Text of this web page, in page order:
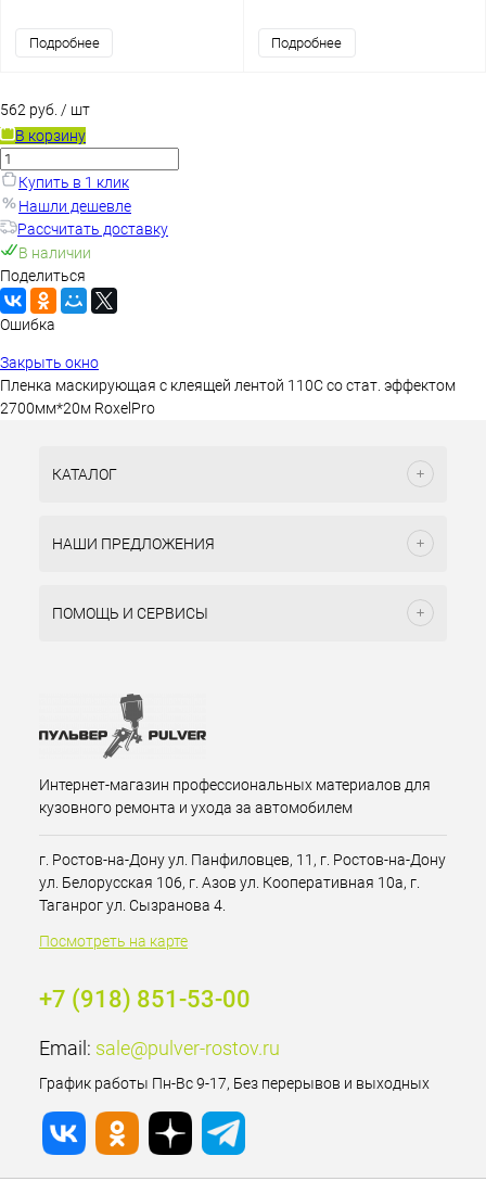
Подробнее Подробнее
562 руб. / шт
В корзину
Купить в 1 клик
Нашли дешевле
Рассчитать доставку
В наличии
Поделиться
Ошибка
Закрыть окно
Пленка маскирующая с клеящей лентой 110С со стат. эффектом
2700мм*20м RoxelPro
КАТАЛОГ
НАШИ ПРЕДЛОЖЕНИЯ
ПОМОЩЬ И СЕРВИСЫ
Интернет-магазин профессиональных материалов для
кузовного ремонта и ухода за автомобилем
г. Ростов-на-Дону ул. Панфиловцев, 11, г. Ростов-на-Дону
ул. Белорусская 106, г. Азов ул. Кооперативная 10а, г.
Таганрог ул. Сызранова 4.
Посмотреть на карте
+7 (918) 851-53-00
Email: sale@pulver-rostov.ru
График работы Пн-Вс 9-17, Без перерывов и выходных